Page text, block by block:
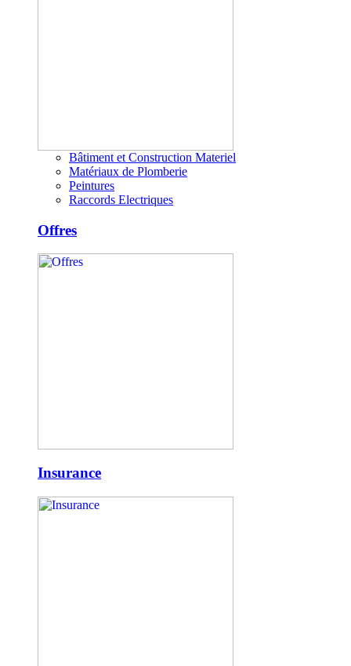
Bâtiment et Construction Materiel
Matériaux de Plomberie
Peintures
Raccords Electriques
Offres
Insurance